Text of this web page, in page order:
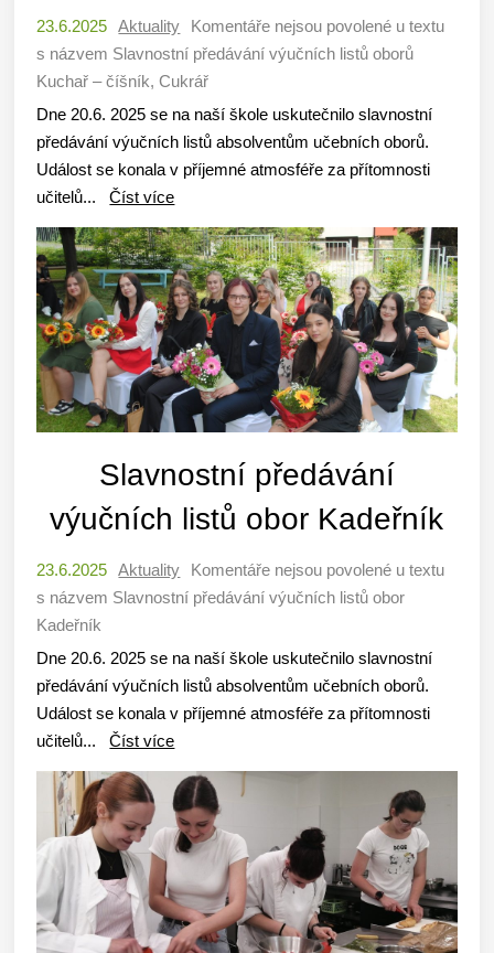
23.6.2025 Aktuality Komentáře nejsou povolené u textu
s názvem Slavnostní předávání výučních listů oborů
Kuchař – číšník, Cukrář
Dne 20.6. 2025 se na naší škole uskutečnilo slavnostní
předávání výučních listů absolventům učebních oborů.
Událost se konala v příjemné atmosféře za přítomnosti
učitelů...Číst více
Slavnostní předávání
výučních listů obor Kadeřník
23.6.2025 Aktuality Komentáře nejsou povolené u textu
s názvem Slavnostní předávání výučních listů obor
Kadeřník
Dne 20.6. 2025 se na naší škole uskutečnilo slavnostní
předávání výučních listů absolventům učebních oborů.
Událost se konala v příjemné atmosféře za přítomnosti
učitelů...Číst více